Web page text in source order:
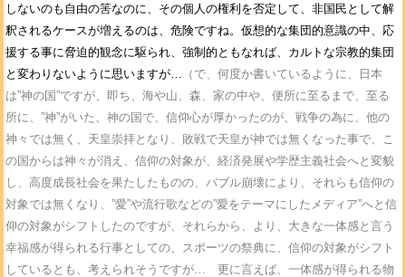
しないのも自由の筈なのに、その個人の権利を否定して、非国民として解
釈されるケースが増えるのは、危険ですね。仮想的な集団的意識の中、応
援する事に脅迫的観念に駆られ、強制的ともなれば、カルトな宗教的集団
と変わりないように思いますが… （で、何度か書いているように、日本
は”神の国”ですが、即ち、海や山、森、家の中や、便所に至るまで、至る
所に、”神”がいた、神の国で、信仰心が厚かったのが、戦争の為に、他の
神々では無く、天皇崇拝となり、敗戦で天皇が神では無くなった事で、こ
の国からは神々が消え、信仰の対象が、経済発展や学歴主義社会へと変貌
し、高度成長社会を果たしたものの、バブル崩壊により、それらも信仰の
対象では無くなり、”愛”や流行歌などの”愛をテーマにしたメディア”へと信
仰の対象がシフトしたのですが、それらから、より、大きな一体感と言う
幸福感が得られる行事としての、スポーツの祭典に、信仰の対象がシフト
しているとも、考えられそうですが… 更に言えば、一体感が得られる物